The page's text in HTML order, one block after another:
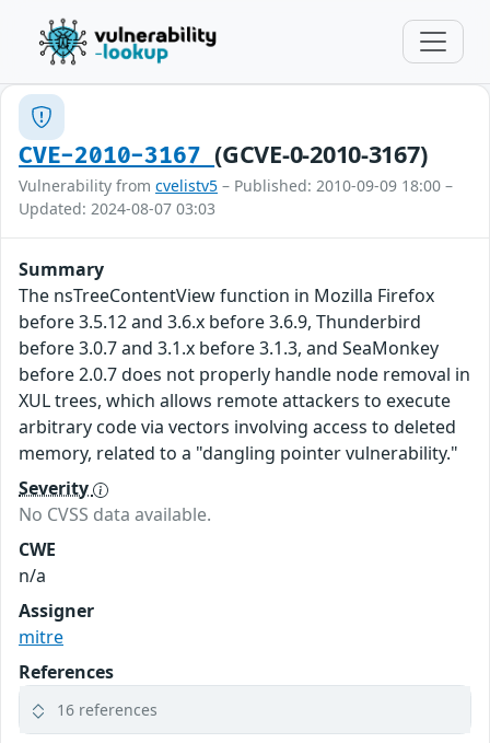
CVE-2010-3167(GCVE-0-2010-3167)
Vulnerability from cvelistv5 – Published: 2010-09-09 18:00 –
Updated: 2024-08-07 03:03
Summary
The nsTreeContentView function in Mozilla Firefox
before 3.5.12 and 3.6.x before 3.6.9, Thunderbird
before 3.0.7 and 3.1.x before 3.1.3, and SeaMonkey
before 2.0.7 does not properly handle node removal in
XUL trees, which allows remote attackers to execute
arbitrary code via vectors involving access to deleted
memory, related to a "dangling pointer vulnerability."
Severity
No CVSS data available.
CWE
n/a
Assigner
mitre
References
16 references